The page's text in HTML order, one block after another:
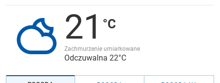
JAKOŚĆ POWIETRZA
21
Zachmurzenie umiarkowane
Odczuwalna 22°C